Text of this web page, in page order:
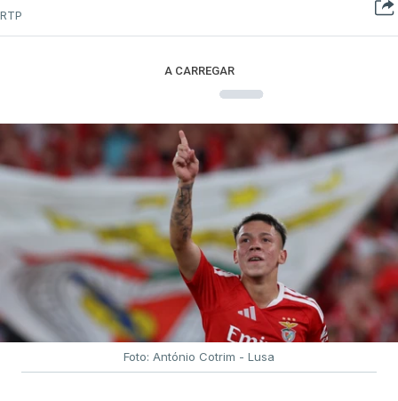
RTP
A CARREGAR
Foto: António Cotrim - Lusa